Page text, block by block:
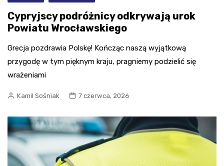
Cypryjscy podróżnicy odkrywają urok
Powiatu Wrocławskiego
Grecja pozdrawia Polskę! Kończąc naszą wyjątkową
przygodę w tym pięknym kraju, pragniemy podzielić się
wrażeniami
Kamil Sośniak 7 czerwca, 2026